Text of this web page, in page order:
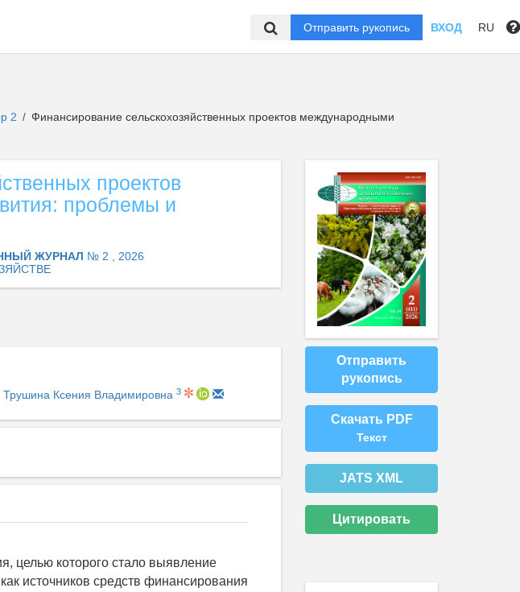
Отправить рукопись ВХОД RU
2 / Финансирование сельскохозяйственных проектов международными
проектов
проблемы и
ЖУРНАЛ № 2 , 2026
Трушина Ксения Владимировна 3
целью которого стало выявление
источников средств финансирования
Отправить
рукопись
Скачать PDF
Текст
JATS XML
Цитировать